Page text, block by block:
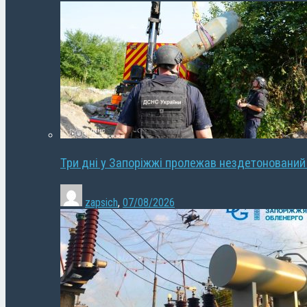
Три дні у Запоріжжі пролежав
zapsich, 07/08/2026